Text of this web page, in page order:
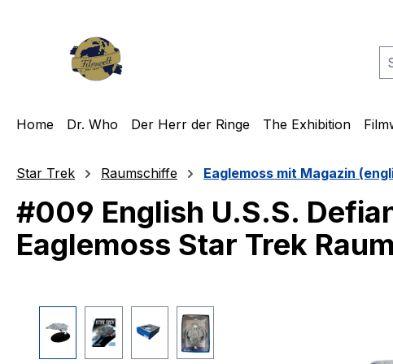
Home Dr. Who Der Herr der Ringe The Exhibition
Star Trek Raumschiffe Eaglemoss mit Magazin
#009 English U.S.S.
Eaglemoss Star Trek